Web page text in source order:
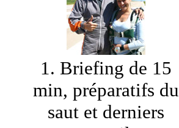
1. Briefing de 15
min, préparatifs du
saut et derniers